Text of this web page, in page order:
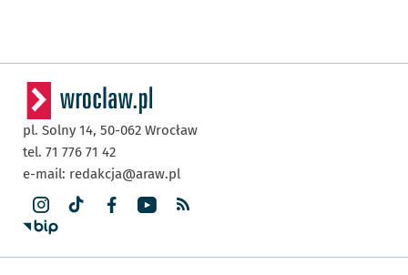
pl. Solny 14, 50-062 Wrocław
tel. 71 776 71 42
e-mail: redakcja@araw.pl